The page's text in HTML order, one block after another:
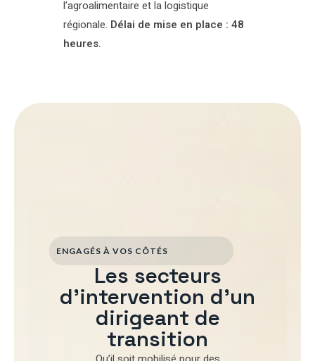
l’agroalimentaire et la logistique
régionale. Délai de mise en place : 48
heures.
ENGAGÉS À VOS CÔTÉS
Les secteurs
d'intervention d'un
dirigeant de
transition